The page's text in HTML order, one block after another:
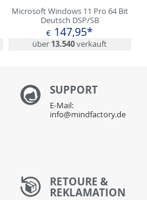
Microsoft Windows 11 Pro 64 Bit
Deutsch DSP/SB
€ 147,95*
über 13.540verkauft
SUPPORT
E-Mail:
info@mindfactory.de
RETOURE &
REKLAMATION